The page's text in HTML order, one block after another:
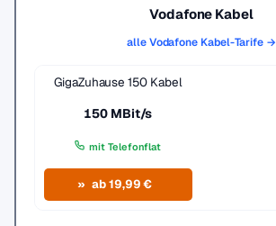
Vodafone Kabel
alle Vodafone Kabel-Tarife →
GigaZuhause 150 Kabel
150 MBit/s
mit Telefonflat
ab 19,99 €